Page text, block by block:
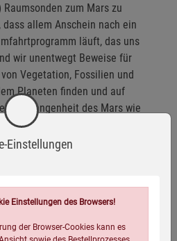
zum Mars zu
allem Anschein nach ein
läuft, das uns
wir unentwegt Beweise für
Vegetation, Fossilien und
Planeten finden und auf
Vergangenheit des Mars wie
deutliche Hinweise auf
des Marsäquators und sogar
Einstellungen
Einstellungen des Browsers!
der Browser-Cookies kann es